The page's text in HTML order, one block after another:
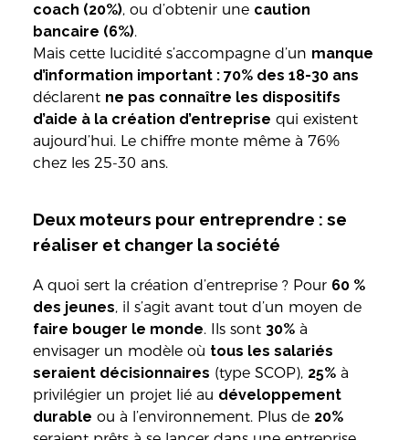
coach (20%), ou d’obtenir une caution
bancaire (6%).
Mais cette lucidité s’accompagne d’un manque
d’information important : 70% des 18-30 ans
déclarent ne pas connaître les dispositifs
d’aide à la création d’entreprise qui existent
aujourd’hui. Le chiffre monte même à 76%
chez les 25-30 ans.
Deux moteurs pour entreprendre : se
réaliser et changer la société
A quoi sert la création d’entreprise ? Pour 60 %
des jeunes, il s’agit avant tout d’un moyen de
faire bouger le monde. Ils sont 30%à
envisager un modèle où tous les salariés
seraient décisionnaires (type SCOP), 25%à
privilégier un projet lié au développement
durable ou à l’environnement. Plus de 20%